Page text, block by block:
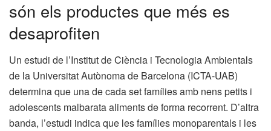
són els productes que més es
desaprofiten
Un estudi de l’Institut de Ciència i Tecnologia Ambientals
de la Universitat Autònoma de Barcelona (ICTA-UAB)
determina que una de cada set famílies amb nens petits i
adolescents malbarata aliments de forma recorrent. D’altra
banda, l’estudi indica que les famílies monoparentals i les